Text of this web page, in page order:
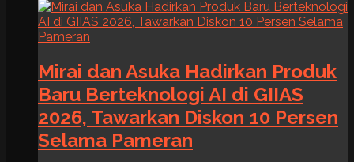
Mirai dan Asuka Hadirkan Produk
Baru Berteknologi AI di GIIAS
2026, Tawarkan Diskon 10 Persen
Selama Pameran